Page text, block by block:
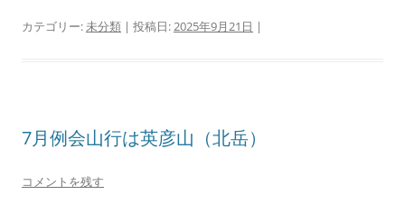
カテゴリー:未分類 | 投稿日:2025年9月21日 |
7月例会山行は英彦山（北岳）
コメントを残す